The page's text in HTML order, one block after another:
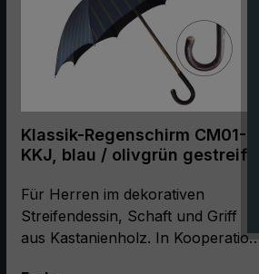
Klassik-Regenschirm CM01-
KKJ, blau / olivgrün gestreift
Für Herren im dekorativen
Streifendessin, Schaft und Griff
aus Kastanienholz. In Kooperation